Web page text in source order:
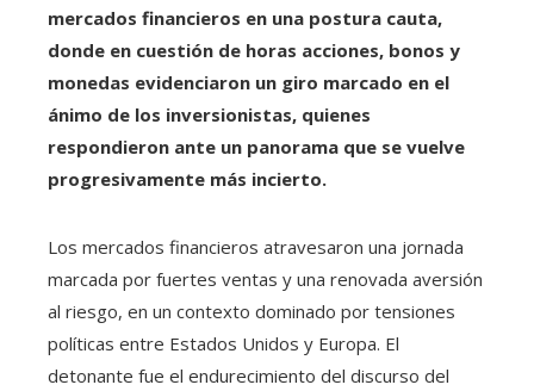
mercados financieros en una postura cauta,
donde en cuestión de horas acciones, bonos y
monedas evidenciaron un giro marcado en el
ánimo de los inversionistas, quienes
respondieron ante un panorama que se vuelve
progresivamente más incierto.
Los mercados financieros atravesaron una jornada
marcada por fuertes ventas y una renovada aversión
al riesgo, en un contexto dominado por tensiones
políticas entre Estados Unidos y Europa. El
detonante fue el endurecimiento del discurso del